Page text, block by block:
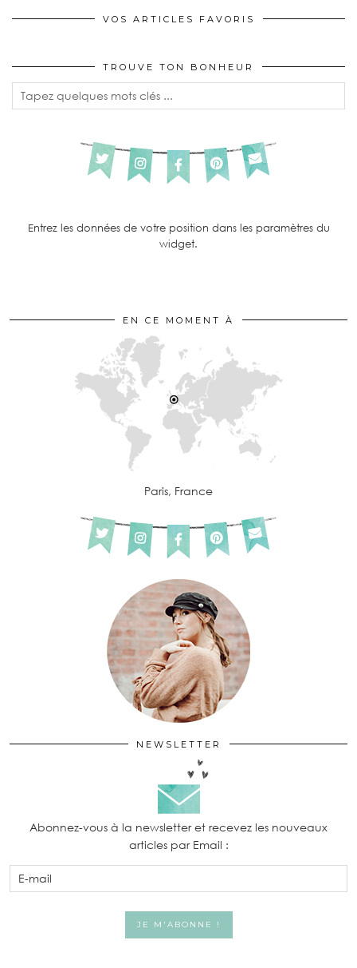
VOS ARTICLES FAVORIS
TROUVE TON BONHEUR
Entrez les données de votre position dans les paramètres du
widget.
EN CE MOMENT À
Paris, France
NEWSLETTER
Abonnez-vous à la newsletter et recevez les nouveaux
articles par Email :